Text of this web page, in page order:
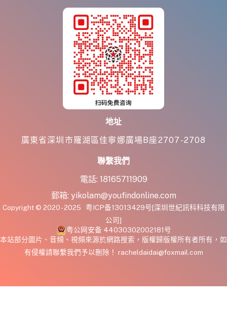
地址
廣東省深圳市羅湖區佳寧娜廣場B座2707-2708
聯繫我們
電話: 18165711909
郵箱: yikolam@youfindonline.com
Copyright © 2020 - 2025 粤ICP备13013429号[深圳世紀訊科科技有限
公司]
粤公网安备 44030302002181号
本站部分圖片、音頻、視頻來源於網路搜索，版權歸版權所有者所有，如
有侵權請聯繫我們予以刪除！ racheldaidai@foxmail.com